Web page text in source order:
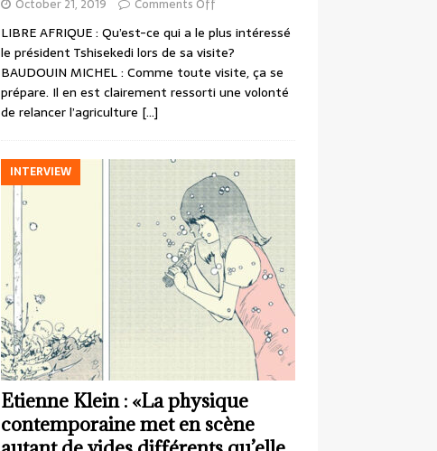
October 21, 2019 Comments Off
LIBRE AFRIQUE : Qu’est-ce qui a le plus intéressé
le président Tshisekedi lors de sa visite?
BAUDOUIN MICHEL : Comme toute visite, ça se
prépare. Il en est clairement ressorti une volonté
de relancer l’agriculture […]
INTERVIEW
Etienne Klein : «La physique
contemporaine met en scène